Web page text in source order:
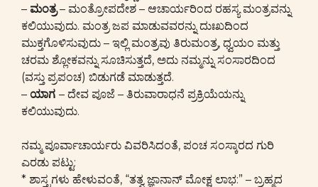
– ಮಂತ್ರ– ಮಂತ್ರೋಪದೇಶ – ಆಚಾರ್ಯರಿಂದ ರಹಸ್ಯ ಮಂತ್ರವನ್ನು
ಕಲಿಯುವುದು. ಮಂತ್ರ ಜಪ ಮಾಡುವವರನ್ನು ದುಃಖದಿಂದ
ಮುಕ್ತಗೊಳಿಸುವುದು – ಇಲ್ಲಿ ಮಂತ್ರವು ತಿರುಮಂತ್ರ, ಧ್ವಯಂ ಮತ್ತು
ಚರಮ ಶ್ಲೋಕವನ್ನು ಸೂಚಿಸುತ್ತದೆ, ಅದು ನಮ್ಮನ್ನು ಸಂಸಾರದಿಂದ
(ವಸ್ತು ಪ್ರಪಂಚ) ಬಿಡುಗಡೆ ಮಾಡುತ್ತದೆ.
– ಯಾಗ – ದೇವ ಪೂಜೆ – ತಿರುವಾರಾಧನೆ ಪ್ರಕ್ರಿಯೆಯನ್ನು
ಕಲಿಯುವುದು.
ನಮ್ಮ ಪೂರ್ವಾಚಾರ್ಯರು ವಿವರಿಸಿದಂತೆ, ಪಂಚ ಸಂಸ್ಕಾರದ ಗುರಿ
ಎರಡು ಪಟ್ಟು:
* ಶಾಸ್ತ್ರಗಳು ಹೇಳುವಂತೆ, “ತತ್ವ ಜ್ಞಾನಾನ್ ಮೋಕ್ಷ ಲಾಭ:” – ಬ್ರಹ್ಮದ